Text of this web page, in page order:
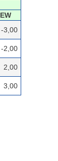
EW
-3,00
-2,00
2,00
3,00